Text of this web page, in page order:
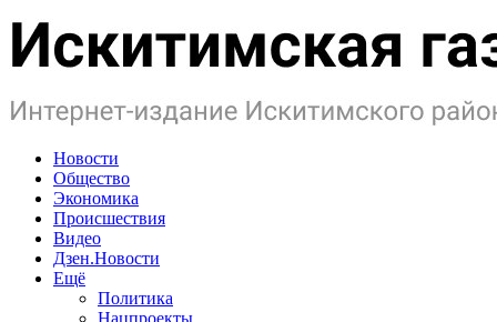
Новости
Общество
Экономика
Происшествия
Видео
Дзен.Новости
Ещё
Политика
Нацпроекты